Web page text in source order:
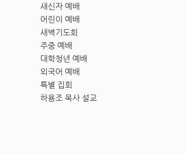
새신자 예배
어린이 예배
새벽기도회
주중 예배
대학청년 예배
외국어 예배
특별 집회
하용조 목사 설교